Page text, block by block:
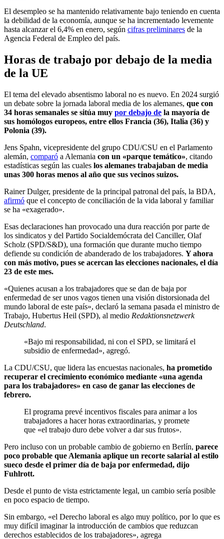
El desempleo se ha mantenido relativamente bajo teniendo en cuenta
la debilidad de la economía, aunque se ha incrementado levemente
hasta alcanzar el 6,4% en enero, según cifras preliminares de la
Agencia Federal de Empleo del país.
Horas de trabajo por debajo de la media
de la UE
El tema del elevado absentismo laboral no es nuevo. En 2024 surgió
un debate sobre la jornada laboral media de los alemanes, que con
34 horas semanales se sitúa muy por debajo de la mayoría de
sus homólogos europeos, entre ellos Francia (36), Italia (36) y
Polonia (39).
Jens Spahn, vicepresidente del grupo CDU/CSU en el Parlamento
alemán, comparó a Alemania con un «parque temático», citando
estadísticas según las cuales los alemanes trabajaban de media
unas 300 horas menos al año que sus vecinos suizos.
Rainer Dulger, presidente de la principal patronal del país, la BDA,
afirmó que el concepto de conciliación de la vida laboral y familiar
se ha «exagerado».
Esas declaraciones han provocado una dura reacción por parte de
los sindicatos y del Partido Socialdemócrata del Canciller, Olaf
Scholz (SPD/S&D), una formación que durante mucho tiempo
defiende su condición de abanderado de los trabajadores. Y ahora
con más motivo, pues se acercan las elecciones nacionales, el día
23 de este mes.
«Quienes acusan a los trabajadores que se dan de baja por
enfermedad de ser unos vagos tienen una visión distorsionada del
mundo laboral de este país», declaró la semana pasada el ministro de
Trabajo, Hubertus Heil (SPD), al medio Redaktionsnetzwerk
Deutschland.
«Bajo mi responsabilidad, ni con el SPD, se limitará el
subsidio de enfermedad», agregó.
La CDU/CSU, que lidera las encuestas nacionales, ha prometido
recuperar el crecimiento económico mediante «una agenda
para los trabajadores» en caso de ganar las elecciones de
febrero.
El programa prevé incentivos fiscales para animar a los
trabajadores a hacer horas extraordinarias, y promete
que «el trabajo duro debe volver a dar sus frutos».
Pero incluso con un probable cambio de gobierno en Berlín, parece
poco probable que Alemania aplique un recorte salarial al estilo
sueco desde el primer día de baja por enfermedad, dijo
Fuhlrott.
Desde el punto de vista estrictamente legal, un cambio sería posible
en poco espacio de tiempo.
Sin embargo, «el Derecho laboral es algo muy político, por lo que es
muy difícil imaginar la introducción de cambios que reduzcan
derechos establecidos de los trabajadores», agrega